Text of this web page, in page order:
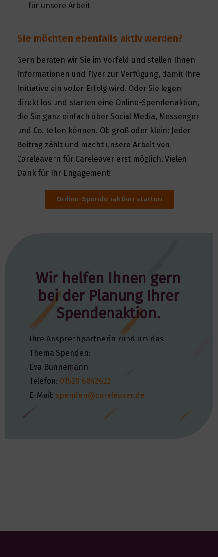
für unsere Arbeit.
Sie möchten ebenfalls aktiv werden?
Gern beraten wir Sie im Vorfeld und stellen Ihnen
Informationen und Flyer zur Verfügung, damit Ihre
Initiative ein voller Erfolg wird. Oder Sie legen
direkt los und starten eine Online-Spendenaktion,
die Sie ganz einfach über Social Media, Messenger
und Co. teilen können. Ob groß oder klein: Jeder
Beitrag zählt und macht unsere Arbeit von
Careleavern für Careleaver erst möglich. Vielen
Dank für Ihr Engagement!
Online-Spendenaktion starten
Wir helfen Ihnen gern
bei der Planung Ihrer
Spendenaktion.
Ihre Ansprechpartnerin rund um das
Thema Spenden:
Eva Bunnemann
Telefon: 01520 6842622
E-Mail: spenden@careleaver.de